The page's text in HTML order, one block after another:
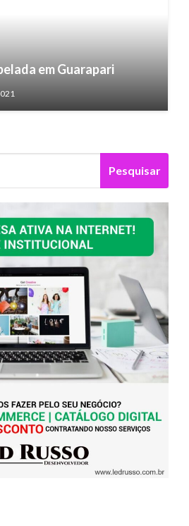
em Guarapari
Pesquisar